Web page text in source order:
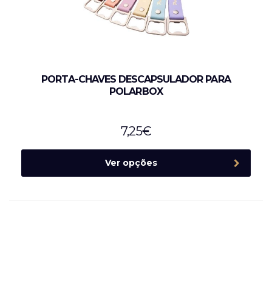
PORTA-CHAVES DESCAPSULADOR PARA
POLARBOX
7,25€
Ver opções